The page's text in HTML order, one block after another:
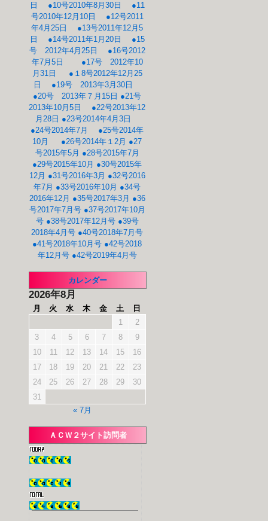
日
●10号2010年8月30日
●11
号2010年12月10日
●12号2011
年4月25日
●13号2011年12月5
日
●14号2011年1月20日
●15
号 2012年4月25日
●16号2012
年7月5日
●17号 2012年10
月31日
●１8号2012年12月25
日
●19号 2013年3月30日
●20号 2013年７月15日 ●21号
2013年10月5日
●22号2013年12
月28日 ●23号2014年4月3日
●24号2014年7月
●25号2014年
10月
●26号2014年１2月 ●27
号2015年5月 ●28号2015年7月
●29号2015年10月 ●30号2015年
12月 ●31号2016年3月 ●32号2016
年7月 ●33号2016年10月 ●34号
2016年12月 ●35号2017年3月 ●36
号2017年7月号 ●37号2017年10月
号 ●38号2017年12月号 ●39号
2018年4月号 ●40号2018年7月号
●41号2018年10月号 ●42号2018
年12月号 ●42号2019年4月号
カレンダー
2026年8月
月 火 水 木 金 土
日
1
2
3
4 5 6 7 8
9
10
11 12 13 14 15
16
17
18 19 20 21 22
23
24
25 26 27 28 29
30
31
« 7月
ＡＣＷ２サイト訪問者